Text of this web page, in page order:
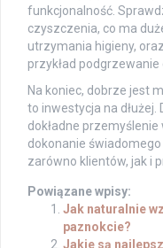
funkcjonalność.
czyszczenia, co ma
utrzymania higieny,
przykład podgrzewanie
Na koniec, dobrze jest
to inwestycja na
dokładne
dokonanie
zarówno klientów, jak i
Powiązane wpisy:
Jak naturalnie
paznokcie?
Jakie są